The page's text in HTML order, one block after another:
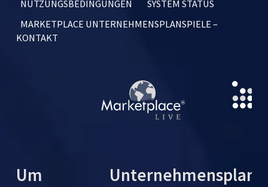
NUTZUNGSBEDINGUNGEN
SYSTEM STATUS
MARKETPLACE UNTERNEHMENSPLANSPIELE –
KONTAKT
Um